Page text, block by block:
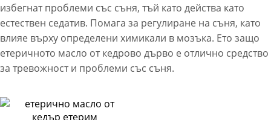
избегнат проблеми със съня, тъй като действа като
естествен седатив. Помага за регулиране на съня, като
влияе върху определени химикали в мозъка. Ето защо
етеричното масло от кедрово дърво е отлично средство
за тревожност и проблеми със съня.